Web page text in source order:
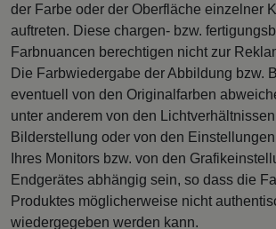
der Farbe oder der Oberfläche einzelner
auftreten. Diese chargen- bzw.
Farbnuancen berechtigen nicht zur
Die Farbwiedergabe der Abbildung bzw.
eventuell von den Originalfarben
unter anderem von den
Bilderstellung oder von den
Ihres Monitors bzw. von den
Endgerätes abhängig sein, so dass die
Produktes möglicherweise nicht
wiedergegeben werden kann.